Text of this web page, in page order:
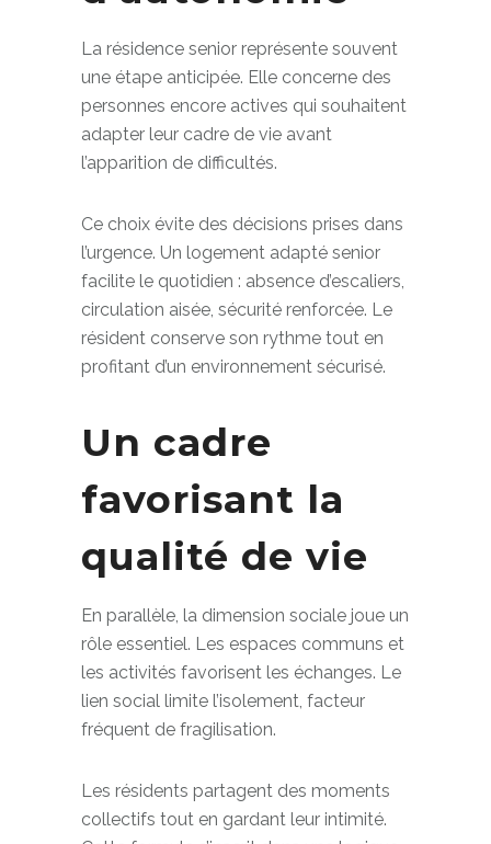
d’autonomie
La résidence senior représente souvent
une étape anticipée. Elle concerne des
personnes encore actives qui souhaitent
adapter leur cadre de vie avant
Ce choix évite des décisions prises dans
l’urgence. Un logement adapté senior
facilite le quotidien : absence d’escaliers,
circulation aisée, sécurité renforcée. Le
résident conserve son rythme tout en
Un cadre
favorisant la
qualité de vie
En parallèle, la dimension sociale joue un
rôle essentiel. Les espaces communs et
les activités favorisent les échanges. Le
lien social limite l’isolement, facteur
Les résidents partagent des moments